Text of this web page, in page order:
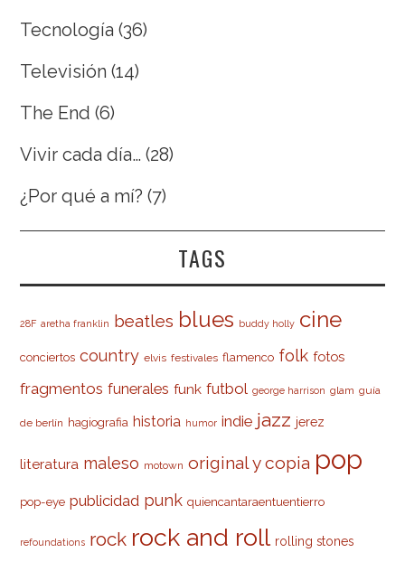
Tecnología (36)
Televisión (14)
The End (6)
Vivir cada día… (28)
¿Por qué a mí? (7)
TAGS
28F aretha franklin beatles blues buddy holly cine
conciertos country elvis festivales flamenco folk fotos
fragmentos funerales funk futbol george harrison glam guía
de berlín hagiografia historia humor indie jazz jerez
literatura maleso motown original y copia pop
pop-eye publicidad punk quiencantaraentuentierro
refoundations rock rock and roll rolling stones